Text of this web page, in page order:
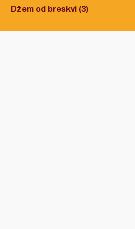
Džem od breskvi (3)